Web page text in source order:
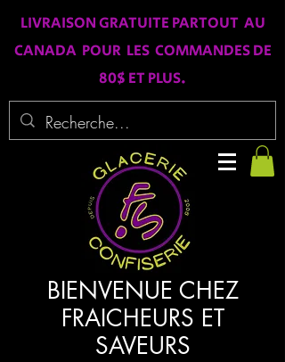
LIVRAISON GRATUITE PARTOUT AU
CANADA POUR LES COMMANDES DE
80$ ET PLUS.
BIENVENUE CHEZ
FRAICHEURS ET
SAVEURS